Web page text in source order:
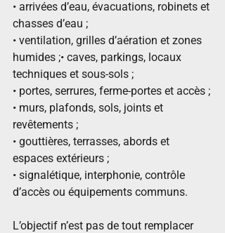
• arrivées d’eau, évacuations, robinets et
chasses d’eau ;
• ventilation, grilles d’aération et zones
humides ;• caves, parkings, locaux
techniques et sous-sols ;
• portes, serrures, ferme-portes et accès ;
• murs, plafonds, sols, joints et
revêtements ;
• gouttières, terrasses, abords et
espaces extérieurs ;
• signalétique, interphonie, contrôle
d’accès ou équipements communs.
L’objectif n’est pas de tout remplacer